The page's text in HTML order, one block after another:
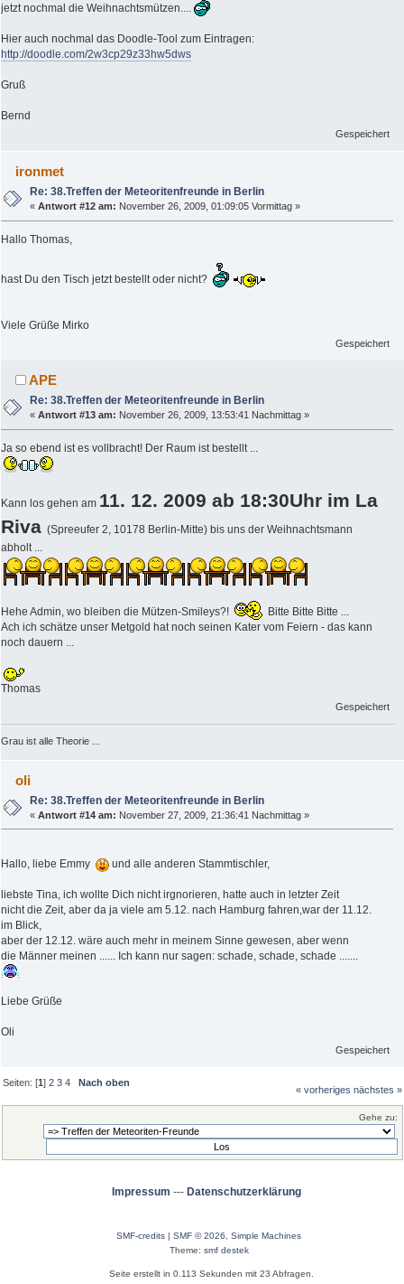
jetzt nochmal die Weihnachtsmützen....
Hier auch nochmal das Doodle-Tool zum Eintragen:
http://doodle.com/2w3cp29z33hw5dws
Gruß
Bernd
Gespeichert
ironmet
Re: 38.Treffen der Meteoritenfreunde in Berlin
«Antwort #12 am: November 26, 2009, 01:09:05 Vormittag »
Hallo Thomas,
hast Du den Tisch jetzt bestellt oder nicht?
Viele Grüße Mirko
Gespeichert
APE
Re: 38.Treffen der Meteoritenfreunde in Berlin
«Antwort #13 am: November 26, 2009, 13:53:41 Nachmittag »
Ja so ebend ist es vollbracht! Der Raum ist bestellt ...
Kann los gehen am 11. 12. 2009 ab 18:30Uhr im La
Riva (Spreeufer 2, 10178 Berlin-Mitte) bis uns der Weihnachtsmann
abholt ...
Hehe Admin, wo bleiben die Mützen-Smileys?!
Bitte Bitte Bitte ...
Ach ich schätze unser Metgold hat noch seinen Kater vom Feiern - das kann
noch dauern ...
Thomas
Gespeichert
Grau ist alle Theorie ...
oli
Re: 38.Treffen der Meteoritenfreunde in Berlin
«Antwort #14 am: November 27, 2009, 21:36:41 Nachmittag »
Hallo, liebe Emmy und alle anderen Stammtischler,
liebste Tina, ich wollte Dich nicht irgnorieren, hatte auch in letzter Zeit
nicht die Zeit, aber da ja viele am 5.12. nach Hamburg fahren,war der 11.12.
im Blick,
aber der 12.12. wäre auch mehr in meinem Sinne gewesen, aber wenn
die Männer meinen ...... Ich kann nur sagen: schade, schade, schade .......
Liebe Grüße
Oli
Gespeichert
Seiten: [1]2 3 4 Nach oben
« vorheriges nächstes »
Gehe zu:
Impressum --- Datenschutzerklärung
SMF-credits | SMF © 2026
Simple Machines
Theme: smf destek
Seite erstellt in 0.113 Sekunden mit 23 Abfragen.